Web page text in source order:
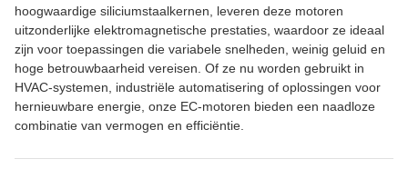
hoogwaardige siliciumstaalkernen, leveren deze motoren
uitzonderlijke elektromagnetische prestaties, waardoor ze ideaal
zijn voor toepassingen die variabele snelheden, weinig geluid en
hoge betrouwbaarheid vereisen. Of ze nu worden gebruikt in
HVAC-systemen, industriële automatisering of oplossingen voor
hernieuwbare energie, onze EC-motoren bieden een naadloze
combinatie van vermogen en efficiëntie.